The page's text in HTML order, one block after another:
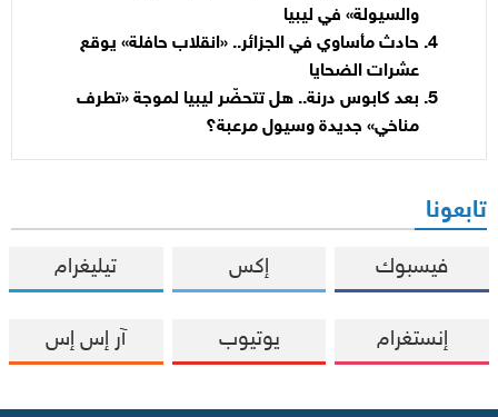
والسيولة» في ليبيا
حادث مأساوي في الجزائر.. «انقلاب حافلة» يوقع
عشرات الضحايا
بعد كابوس درنة.. هل تتحضّر ليبيا لموجة «تطرف
مناخي» جديدة وسيول مرعبة؟
تابعونا
فيسبوك إكس تيليغرام
إنستغرام يوتيوب آر إس إس